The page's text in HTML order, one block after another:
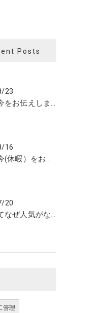
Posts
23
建設業の今をお伝えします
16
建設業の今(休暇）をお伝えします
20
建設業ってなぜ人気がない？
管理